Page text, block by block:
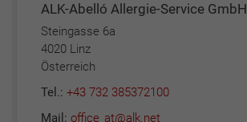
ALK-Abelló Allergie-Service GmbH
Steingasse 6a
4020 Linz
Österreich
Tel.: +43 732 385372100
Mail: office_at@alk.net